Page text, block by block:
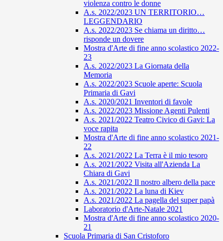
violenza contro le donne
A.s. 2022/2023 UN TERRITORIO…
LEGGENDARIO
A.s. 2022/2023 Se chiama un diritto…
risponde un dovere
Mostra d'Arte di fine anno scolastico 2022-
23
A.s. 2022/2023 La Giornata della
Memoria
A.s. 2022/2023 Scuole aperte: Scuola
Primaria di Gavi
A.s. 2020/2021 Inventori di favole
A.s. 2022/2023 Missione Agenti Pulenti
A.s. 2021/2022 Teatro Civico di Gavi: La
voce rapita
Mostra d'Arte di fine anno scolastico 2021-
22
A.s. 2021/2022 La Terra è il mio tesoro
A.s. 2021/2022 Visita all'Azienda La
Chiara di Gavi
A.s. 2021/2022 Il nostro albero della pace
A.s. 2021/2022 La luna di Kiev
A.s. 2021/2022 La pagella del super papà
Laboratorio d'Arte-Natale 2021
Mostra d'Arte di fine anno scolastico 2020-
21
Scuola Primaria di San Cristoforo